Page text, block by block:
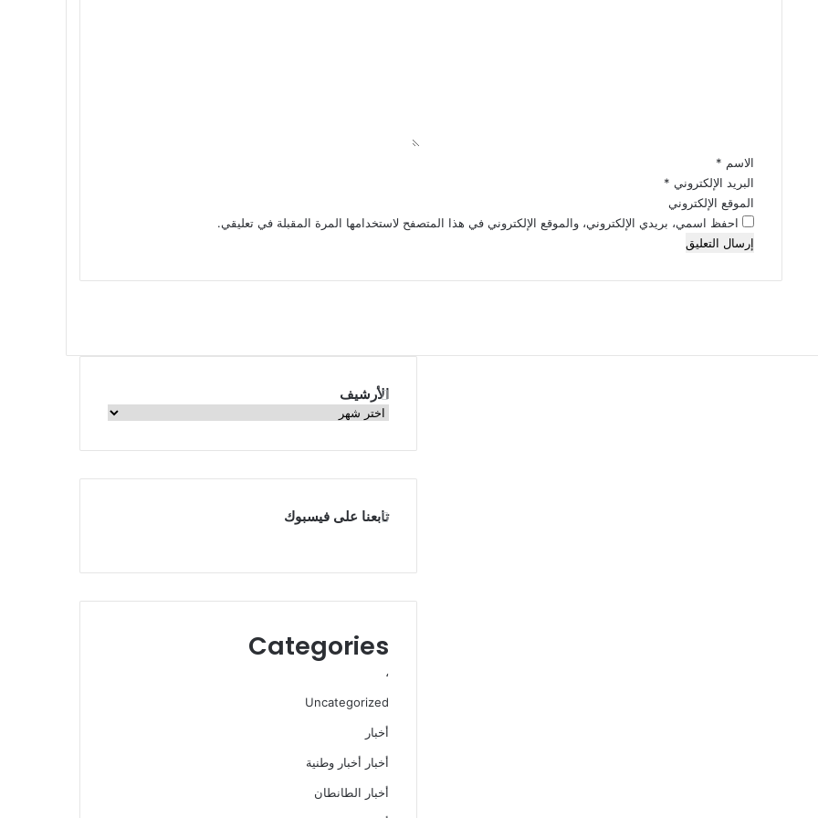
الاسم *
البريد الإلكتروني *
الموقع الإلكتروني
احفظ اسمي، بريدي الإلكتروني، والموقع الإلكتروني في هذا المتصفح لاستخدامها المرة المقبلة في تعليقي.
الأرشيف
الأرشيف
تابعنا على فيسبوك
Categories
،
Uncategorized
أخبار
أخبار أخبار وطنية
أخبار الطانطان